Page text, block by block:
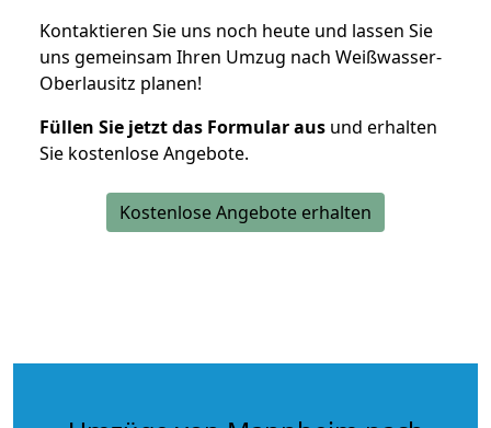
Kontaktieren Sie uns noch heute und lassen Sie
uns gemeinsam Ihren Umzug nach Weißwasser-
Oberlausitz planen!
Füllen Sie jetzt das Formular aus und erhalten
Sie kostenlose Angebote.
Kostenlose Angebote erhalten